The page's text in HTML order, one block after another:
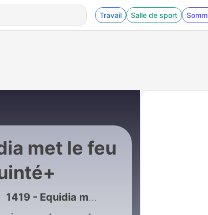
Travail Salle de sport
met le feu
1419 - Equidia met le feu au Quinté du 8/8 à Deauville.